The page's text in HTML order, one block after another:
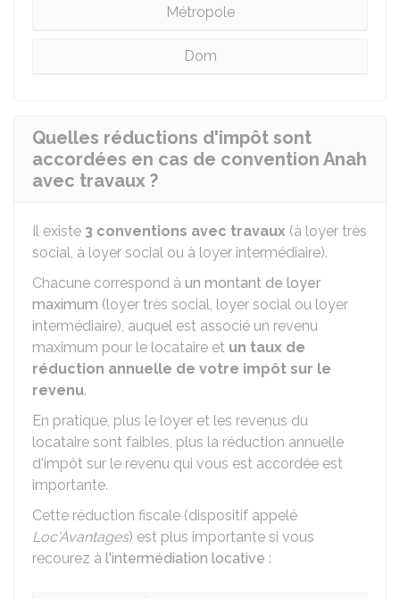
Métropole
Dom
Quelles réductions d'impôt sont
accordées en cas de convention Anah
avec travaux ?
Il existe 3 conventions avec travaux (à loyer très
social, à loyer social ou à loyer intermédiaire).
Chacune correspond à un montant de loyer
maximum (loyer très social, loyer social ou loyer
intermédiaire), auquel est associé un revenu
maximum pour le locataire et un taux de
réduction annuelle de votre impôt sur le
revenu.
En pratique, plus le loyer et les revenus du
locataire sont faibles, plus la réduction annuelle
d'impôt sur le revenu qui vous est accordée est
importante.
Cette réduction fiscale (dispositif appelé
Loc'Avantages) est plus importante si vous
recourez à l'intermédiation locative :